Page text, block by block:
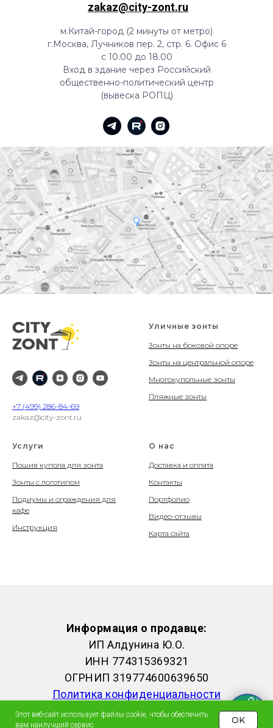
м.Китай-город (2 минуты от метро)
г.Москва, Лучников пер. 2, стр. 6. Офис 6
с 10.00 до 18.00
Вход в здание через Российский
общественно-политический центр
(вывеска РОПЦ)
zakaz@city-zont.ru
+7 (499) 286-84-69
zakaz@city-zont.ru
Уличные зонты
Зонты на боковой опоре
Зонты на центральной опоре
Многокупольные зонты
Пляжные зонты
Услуги
Пошив купола для зонта
Зонты с логотипом
Подиумы и ограждения для
кафе
Инструкция
О нас
Доставка и оплата
Контакты
Портфолио
Видео-отзывы
Карта сайта
Информация о продавце:
ИП Алдунина Ю.О.
ИНН 774315369321
ОГРНИП 319774600639650
Политика конфиденциальности
Этот веб-сайт использует файлы cookie, чтобы обеспечить
вам наилучший сервис
OK